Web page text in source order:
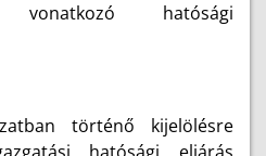
vonatkozó hatósági
történő kijelölésre